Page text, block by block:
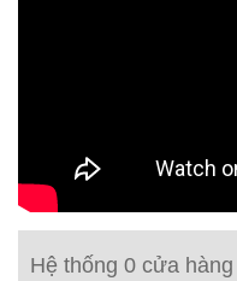
Hệ thống 0 cửa hàng